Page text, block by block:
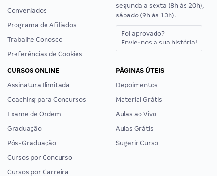
Conveniados
Programa de Afiliados
Trabalhe Conosco
Preferências de Cookies
segunda a sexta (8h às 20h),
sábado (9h às 13h).
Foi aprovado?
Envie-nos a sua história!
CURSOS ONLINE
Assinatura Ilimitada
Coaching para Concursos
Exame de Ordem
Graduação
Pós-Graduação
Cursos por Concurso
Cursos por Carreira
PÁGINAS ÚTEIS
Depoimentos
Material Grátis
Aulas ao Vivo
Aulas Grátis
Sugerir Curso